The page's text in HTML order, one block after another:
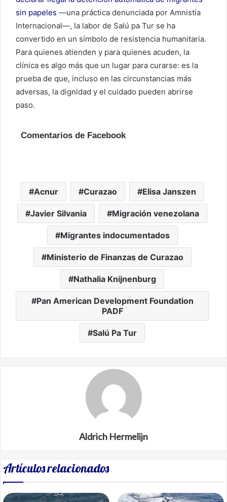
sin papeles —una práctica denunciada por Amnistía
Internacional—, la labor de Salú pa Tur se ha
convertido en un símbolo de resistencia humanitaria.
Para quienes atienden y para quienes acuden, la
clínica es algo más que un lugar para curarse: es la
prueba de que, incluso en las circunstancias más
adversas, la dignidad y el cuidado pueden abrirse
paso.
Comentarios de Facebook
Acnur Curazao Elisa Janszen
Javier Silvania Migración venezolana
Migrantes indocumentados
Ministerio de Finanzas de Curazao
Nathalia Knijnenburg
Pan American Development Foundation
PADF
Salú Pa Tur
Aldrich Hermelijn
Artículos relacionados